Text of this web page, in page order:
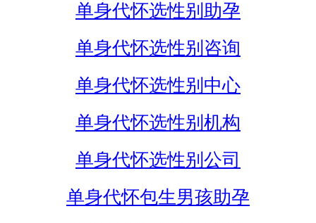
单身代怀选性别助孕
单身代怀选性别咨询
单身代怀选性别中心
单身代怀选性别机构
单身代怀选性别公司
单身代怀包生男孩助孕